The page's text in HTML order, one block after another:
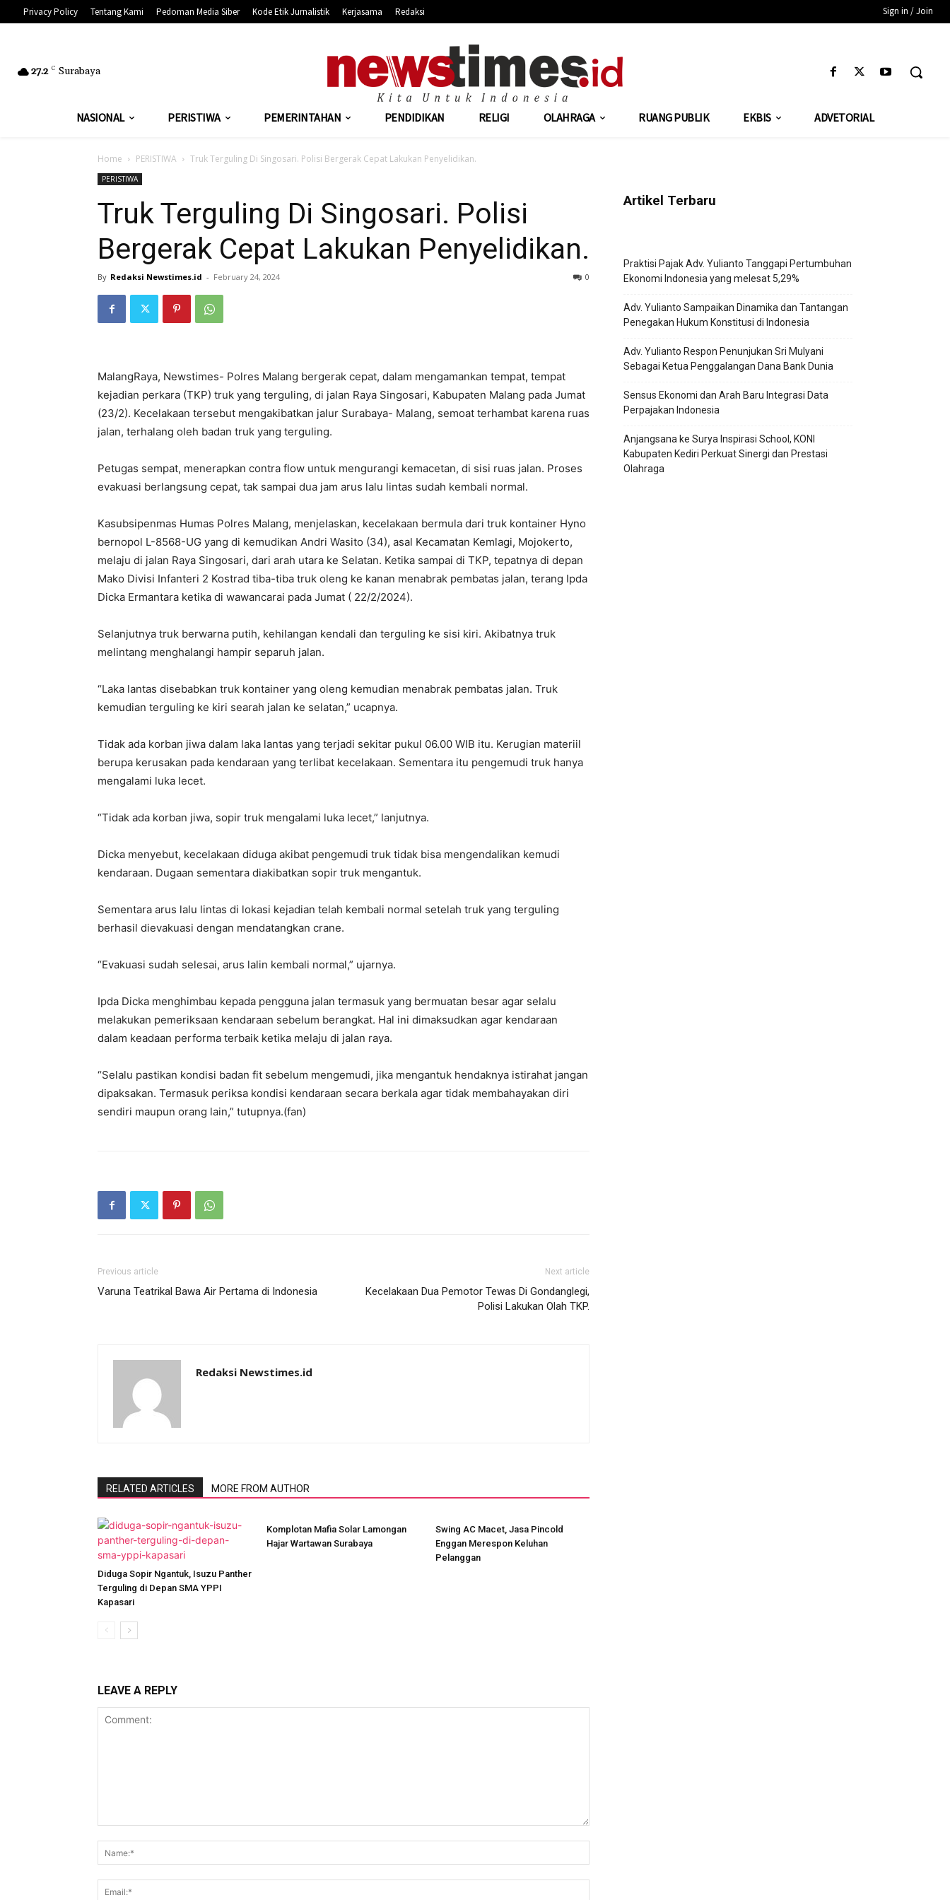
Privacy Policy Tentang Kami Pedoman Media Siber Kode Etik Jurnalistik Kerjasama Redaksi Sign in / Join
27.2 C Surabaya
NASIONAL PERISTIWA PEMERINTAHAN PENDIDIKAN RELIGI OLAHRAGA RUANG PUBLIK EKBIS ADVETORIAL
Home PERISTIWA Truk Terguling Di Singosari. Polisi Bergerak Cepat Lakukan Penyelidikan.
PERISTIWA
Truk Terguling Di Singosari. Polisi
Bergerak Cepat Lakukan Penyelidikan.
By Redaksi Newstimes.id - February 24, 2024 0
MalangRaya, Newstimes- Polres Malang bergerak cepat, dalam mengamankan tempat, tempat
kejadian perkara (TKP) truk yang terguling, di jalan Raya Singosari, Kabupaten Malang pada Jumat
(23/2). Kecelakaan tersebut mengakibatkan jalur Surabaya- Malang, semoat terhambat karena ruas
jalan, terhalang oleh badan truk yang terguling.
Petugas sempat, menerapkan contra flow untuk mengurangi kemacetan, di sisi ruas jalan. Proses
evakuasi berlangsung cepat, tak sampai dua jam arus lalu lintas sudah kembali normal.
Kasubsipenmas Humas Polres Malang, menjelaskan, kecelakaan bermula dari truk kontainer Hyno
bernopol L-8568-UG yang di kemudikan Andri Wasito (34), asal Kecamatan Kemlagi, Mojokerto,
melaju di jalan Raya Singosari, dari arah utara ke Selatan. Ketika sampai di TKP, tepatnya di depan
Mako Divisi Infanteri 2 Kostrad tiba-tiba truk oleng ke kanan menabrak pembatas jalan, terang Ipda
Dicka Ermantara ketika di wawancarai pada Jumat ( 22/2/2024).
Selanjutnya truk berwarna putih, kehilangan kendali dan terguling ke sisi kiri. Akibatnya truk
melintang menghalangi hampir separuh jalan.
“Laka lantas disebabkan truk kontainer yang oleng kemudian menabrak pembatas jalan. Truk
kemudian terguling ke kiri searah jalan ke selatan,” ucapnya.
Tidak ada korban jiwa dalam laka lantas yang terjadi sekitar pukul 06.00 WIB itu. Kerugian materiil
berupa kerusakan pada kendaraan yang terlibat kecelakaan. Sementara itu pengemudi truk hanya
mengalami luka lecet.
“Tidak ada korban jiwa, sopir truk mengalami luka lecet,” lanjutnya.
Dicka menyebut, kecelakaan diduga akibat pengemudi truk tidak bisa mengendalikan kemudi
kendaraan. Dugaan sementara diakibatkan sopir truk mengantuk.
Sementara arus lalu lintas di lokasi kejadian telah kembali normal setelah truk yang terguling
berhasil dievakuasi dengan mendatangkan crane.
“Evakuasi sudah selesai, arus lalin kembali normal,” ujarnya.
Ipda Dicka menghimbau kepada pengguna jalan termasuk yang bermuatan besar agar selalu
melakukan pemeriksaan kendaraan sebelum berangkat. Hal ini dimaksudkan agar kendaraan
dalam keadaan performa terbaik ketika melaju di jalan raya.
“Selalu pastikan kondisi badan fit sebelum mengemudi, jika mengantuk hendaknya istirahat jangan
dipaksakan. Termasuk periksa kondisi kendaraan secara berkala agar tidak membahayakan diri
sendiri maupun orang lain,” tutupnya.(fan)
Previous article
Varuna Teatrikal Bawa Air Pertama di Indonesia
Next article
Kecelakaan Dua Pemotor Tewas Di Gondanglegi,
Polisi Lakukan Olah TKP.
Redaksi Newstimes.id
RELATED ARTICLES MORE FROM AUTHOR
Diduga Sopir Ngantuk, Isuzu Panther
Terguling di Depan SMA YPPI
Kapasari
Komplotan Mafia Solar Lamongan
Hajar Wartawan Surabaya
Swing AC Macet, Jasa Pincold
Enggan Merespon Keluhan
Pelanggan
LEAVE A REPLY
Artikel Terbaru
Praktisi Pajak Adv. Yulianto Tanggapi Pertumbuhan
Ekonomi Indonesia yang melesat 5,29%
Adv. Yulianto Sampaikan Dinamika dan Tantangan
Penegakan Hukum Konstitusi di Indonesia
Adv. Yulianto Respon Penunjukan Sri Mulyani
Sebagai Ketua Penggalangan Dana Bank Dunia
Sensus Ekonomi dan Arah Baru Integrasi Data
Perpajakan Indonesia
Anjangsana ke Surya Inspirasi School, KONI
Kabupaten Kediri Perkuat Sinergi dan Prestasi
Olahraga